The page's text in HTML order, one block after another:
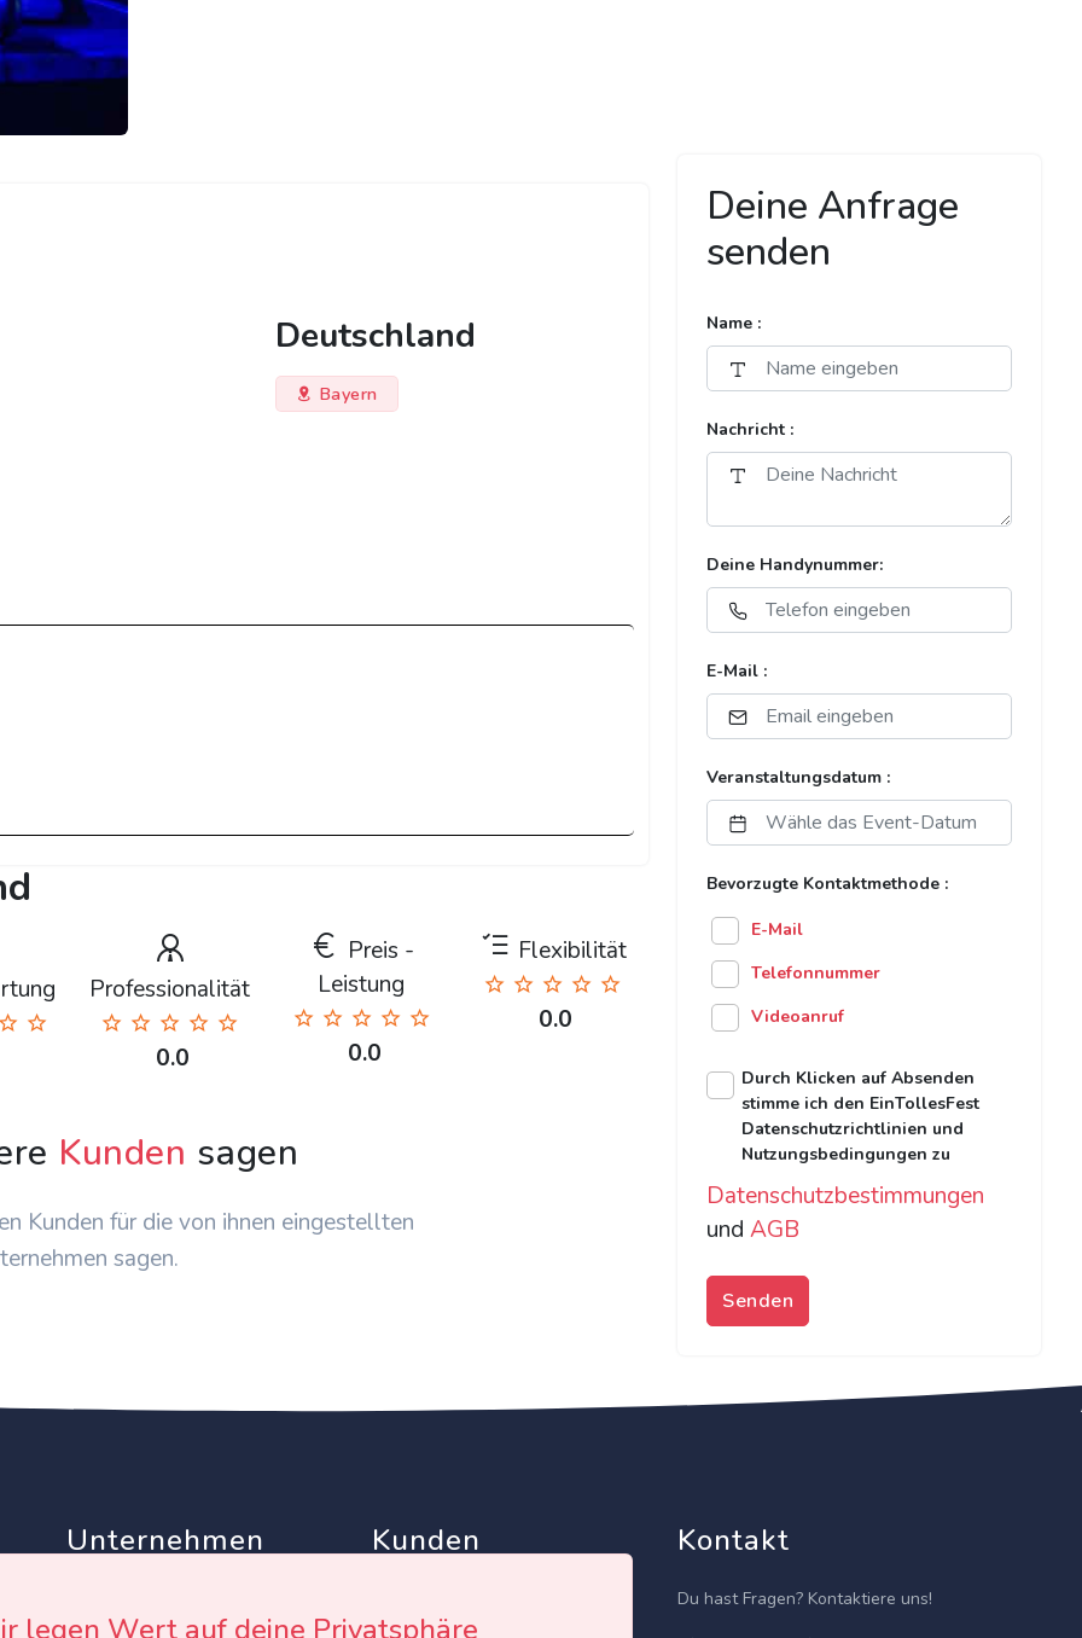
Deutschland
Bayern
Professionalität
0.0
Preis -
Leistung
0.0
Flexibilität
0.0
Kunden sagen
Kunden für die von ihnen eingestellten
sagen.
Deine Anfrage
senden
Name :
Nachricht :
Deine Handynummer:
E-Mail :
Veranstaltungsdatum :
Bevorzugte Kontaktmethode :
E-Mail
Telefonnummer
Videoanruf
Durch Klicken auf Absenden
stimme ich den EinTollesFest
Datenschutzrichtlinien und
Nutzungsbedingungen zu
Datenschutzbestimmungen
und AGB
Senden
Unternehmen
Werben auf EinTollesFest
Kunden
Datenschutz
Kontakt
Du hast Fragen? Kontaktiere uns!
legen Wert auf deine Privatsphäre